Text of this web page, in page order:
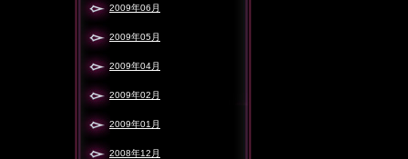
2009年06月
2009年05月
2009年04月
2009年02月
2009年01月
2008年12月